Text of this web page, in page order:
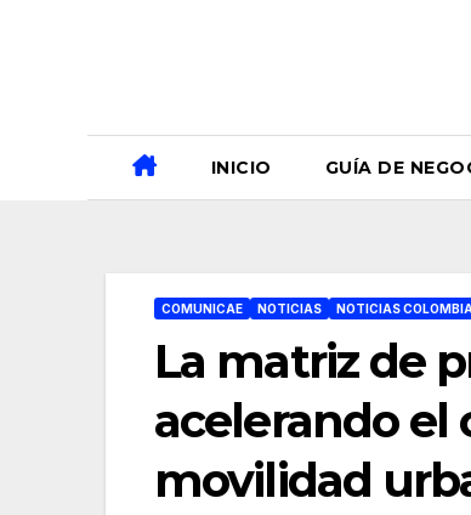
INICIO GUÍA DE
COMUNICAE NOTICIAS NOTICIAS
La matriz de
acelerando
movilidad